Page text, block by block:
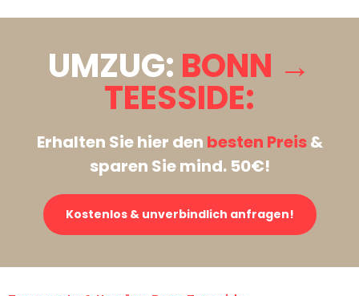
UMZUG: BONN →
TEESSIDE:
Erhalten Sie hier den besten Preis&
sparen Sie mind. 50€!
Kostenlos & unverbindlich anfragen!